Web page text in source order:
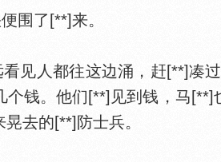
围了[**]来。
人都往这边涌，赶[**]凑
钱。他们[**]见到钱，马[**]
去的[**]防士兵。